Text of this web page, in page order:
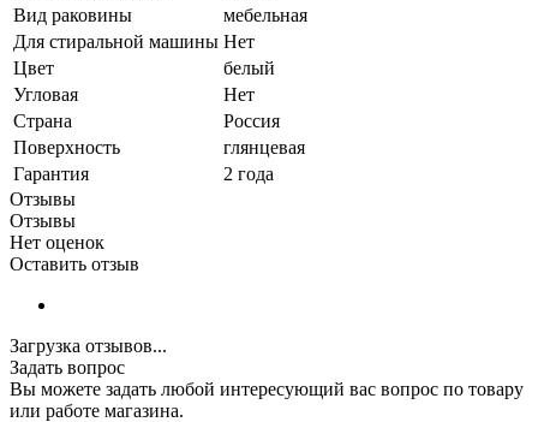
Вид раковины
мебельная
Для стиральной машины Нет
Цвет
белый
Угловая
Нет
Страна
Россия
Поверхность
глянцевая
Гарантия
2 года
Отзывы
Отзывы
Нет оценок
Оставить отзыв
Загрузка отзывов...
Задать вопрос
Вы можете задать любой интересующий вас вопрос по товару
или работе магазина.